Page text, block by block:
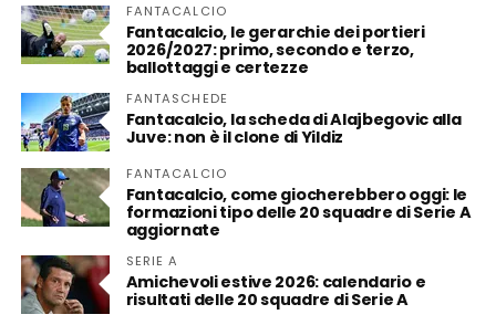
FANTACALCIO
Fantacalcio, le gerarchie dei portieri
2026/2027: primo, secondo e terzo,
ballottaggi e certezze
FANTASCHEDE
Fantacalcio, la scheda di Alajbegovic alla
Juve: non è il clone di Yildiz
FANTACALCIO
Fantacalcio, come giocherebbero oggi: le
formazioni tipo delle 20 squadre di Serie A
aggiornate
SERIE A
Amichevoli estive 2026: calendario e
risultati delle 20 squadre di Serie A